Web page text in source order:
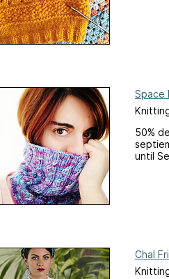
Space
50%
until
Chal